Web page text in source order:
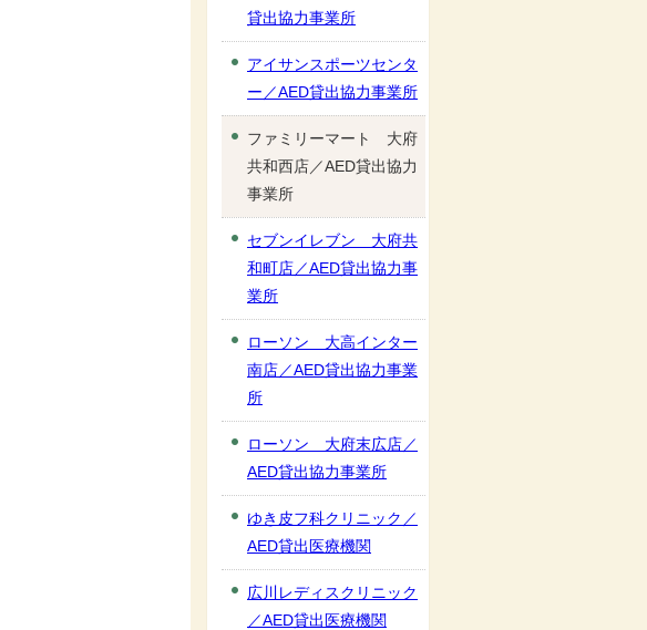
貸出協力事業所
アイサンスポーツセンタ
ー／AED貸出協力事業所
ファミリーマート 大府
共和西店／AED貸出協力
事業所
セブンイレブン 大府共
和町店／AED貸出協力事
業所
ローソン 大高インター
南店／AED貸出協力事業
所
ローソン 大府末広店／
AED貸出協力事業所
ゆき皮フ科クリニック／
AED貸出医療機関
広川レディスクリニック
／AED貸出医療機関